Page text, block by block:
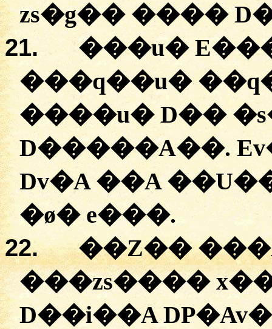
zs�g������
21. ���u�
���q��u��
����u�D�� �
D�����A��.
Dv�A��A �
�ø� e���.
22.
��Z��
���zs����
D��i��A